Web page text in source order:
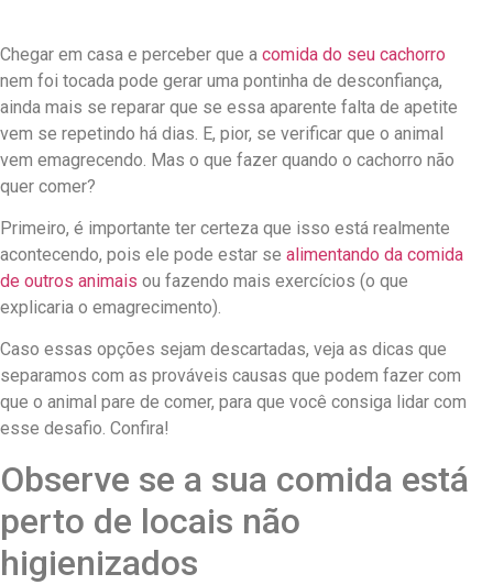
Chegar em casa e perceber que a comida do seu cachorro
nem foi tocada pode gerar uma pontinha de desconfiança,
ainda mais se reparar que se essa aparente falta de apetite
vem se repetindo há dias. E, pior, se verificar que o animal
vem emagrecendo. Mas o que fazer quando o cachorro não
quer comer?
Primeiro, é importante ter certeza que isso está realmente
acontecendo, pois ele pode estar se alimentando da comida
de outros animais ou fazendo mais exercícios (o que
explicaria o emagrecimento).
Caso essas opções sejam descartadas, veja as dicas que
separamos com as prováveis causas que podem fazer com
que o animal pare de comer, para que você consiga lidar com
esse desafio. Confira!
Observe se a sua comida está
perto de locais não
higienizados